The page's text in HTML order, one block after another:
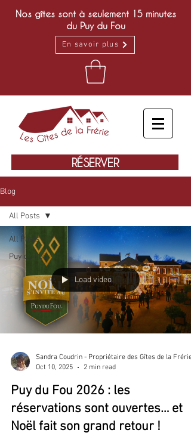
Nos gîtes sont à seulement 15 minutes
du Puy du Fou
En savoir plus
RÉSERVER
Blog
All Posts
Puy du Fou
All Posts
Load video
Sandra Coudrin - Propriétaire des Gîtes de la Frérie
Oct 10, 2025
2 min read
Puy du Fou 2026 : les
réservations sont ouvertes… et
Noël fait son grand retour !